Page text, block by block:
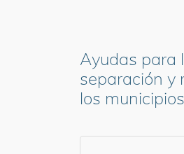
Ayudas para
separación y
los